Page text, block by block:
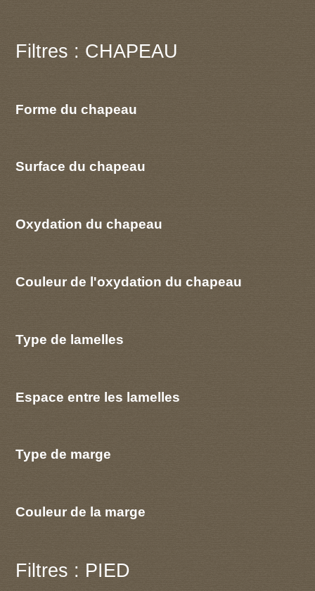
Filtres : CHAPEAU
Forme du chapeau
Surface du chapeau
Oxydation du chapeau
Couleur de l'oxydation du chapeau
Type de lamelles
Espace entre les lamelles
Type de marge
Couleur de la marge
Filtres : PIED